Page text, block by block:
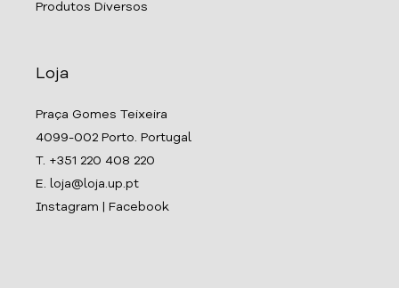
Produtos Diversos
Loja
Praça Gomes Teixeira
4099-002 Porto. Portugal
T. +351 220 408 220
E. loja@loja.up.pt
Instagram
Facebook